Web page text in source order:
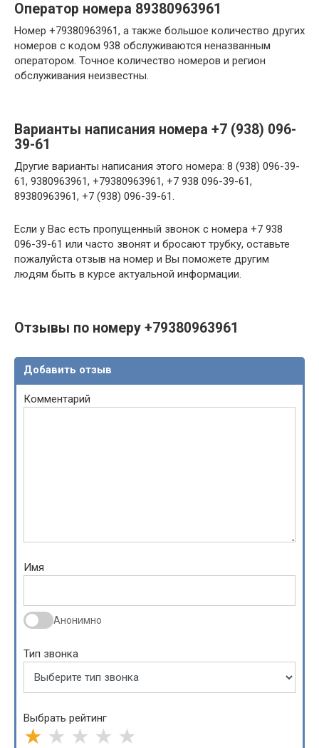
Оператор номера 89380963961
Номер +79380963961, а также большое количество других
номеров с кодом 938 обслуживаются неназванным
оператором. Точное количество номеров и регион
обслуживания неизвестны.
Варианты написания номера +7 (938) 096-
39-61
Другие варианты написания этого номера: 8 (938) 096-39-
61, 9380963961, +79380963961, +7 938 096-39-61,
89380963961, +7 (938) 096-39-61.
Если у Вас есть пропущенный звонок с номера +7 938
096-39-61 или часто звонят и бросают трубку, оставьте
пожалуйста отзыв на номер и Вы поможете другим
людям быть в курсе актуальной информации.
Отзывы по номеру +79380963961
Добавить отзыв
Комментарий
Имя
Анонимно
Тип звонка
Выбрать рейтинг
★ ★ ★ ★ ★